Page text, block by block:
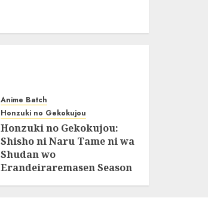
Anime Batch
Honzuki no Gekokujou
Honzuki no Gekokujou:
Shisho ni Naru Tame ni wa
Shudan wo
Erandeiraremasen Season